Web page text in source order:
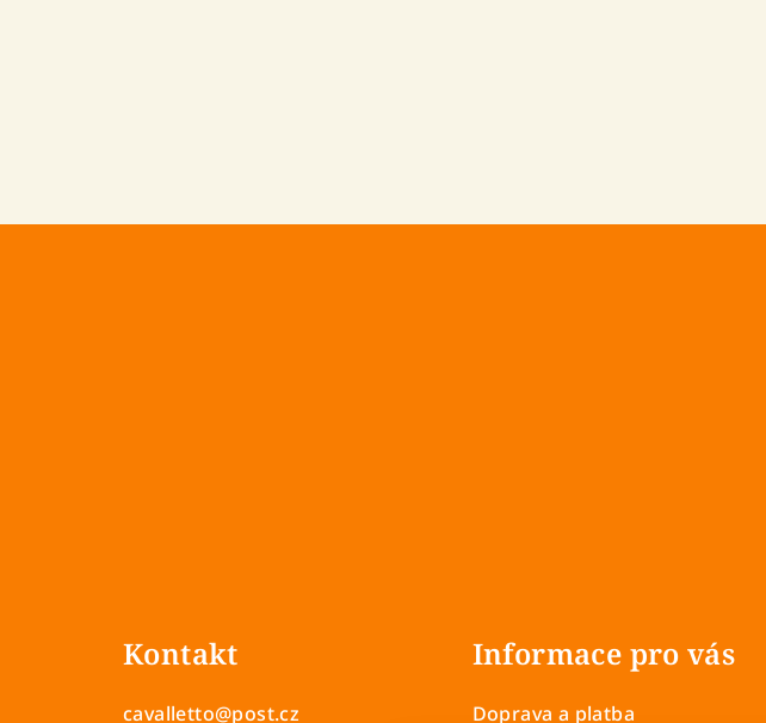
Kontakt
cavalletto@post.cz
Informace pro vás
Doprava a platba